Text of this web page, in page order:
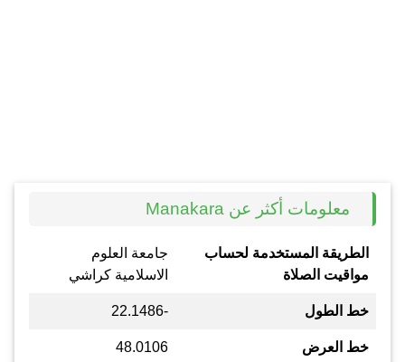
معلومات أكثر عن Manakara
الطريقة المستخدمة لحساب
مواقيت الصلاة
جامعة العلوم
الاسلامية كراشي
خط الطول -22.1486
خط العرض 48.0106